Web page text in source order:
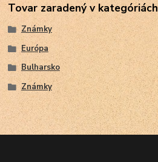
Tovar zaradený v kategóriách
Známky
Európa
Bulharsko
Známky